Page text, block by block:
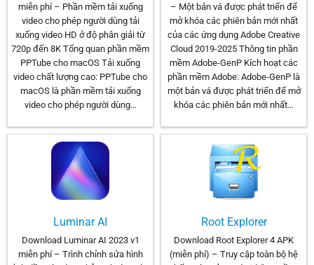
miễn phí – Phần mềm tải xuống
video cho phép người dùng tải
xuống video HD ở độ phân giải từ
720p đến 8K Tổng quan phần mềm
PPTube cho macOS Tải xuống
video chất lượng cao: PPTube cho
macOS là phần mềm tải xuống
video cho phép người dùng…
– Một bản vá được phát triển để
mở khóa các phiên bản mới nhất
của các ứng dụng Adobe Creative
Cloud 2019-2025 Thông tin phần
mềm Adobe-GenP Kích hoạt các
phần mềm Adobe: Adobe-GenP là
một bản vá được phát triển để mở
khóa các phiên bản mới nhất…
Luminar AI
Download Luminar AI 2023 v1
miễn phí – Trình chỉnh sửa hình
Root Explorer
Download Root Explorer 4 APK
(miễn phí) – Truy cập toàn bộ hệ